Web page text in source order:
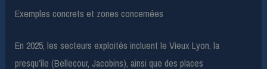
Exemples concrets et zones concernées
En 2025, les secteurs exploités incluent le Vieux Lyon, la
presqu’île (Bellecour, Jacobins), ainsi que des places